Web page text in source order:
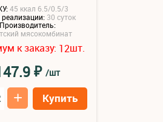
45 ккал 6.5/0.5/3
30 суток
Производитель:
мясокомбинат
к заказу: 12шт.
₽ /шт
+ Купить